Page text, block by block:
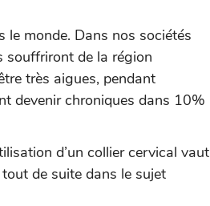
le monde. Dans nos sociétés
souffriront de la région
très aigues, pendant
devenir chroniques dans 10%
d’un collier cervical vaut
de suite dans le sujet